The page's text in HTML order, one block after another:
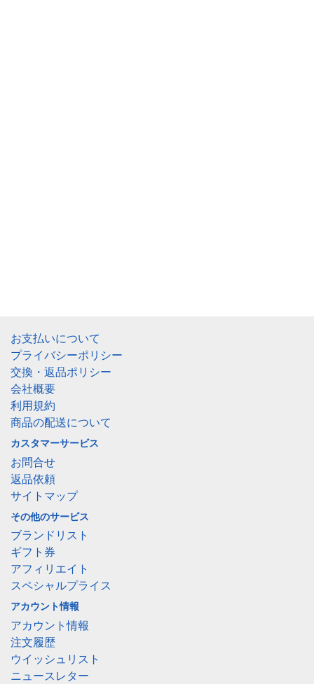
お支払いについて
プライバシーポリシー
交換・返品ポリシー
会社概要
利用規約
商品の配送について
カスタマーサービス
お問合せ
返品依頼
サイトマップ
その他のサービス
ブランドリスト
ギフト券
アフィリエイト
スペシャルプライス
アカウント情報
アカウント情報
注文履歴
ウイッシュリスト
ニュースレター